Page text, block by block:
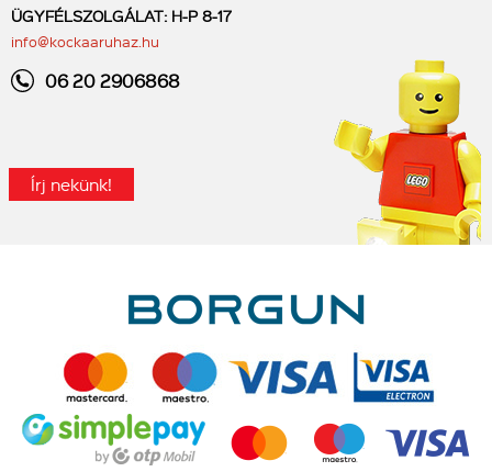
ÜGYFÉLSZOLGÁLAT: H-P 8-17
info@kockaaruhaz.hu
06 20 2906868
Írj nekünk!